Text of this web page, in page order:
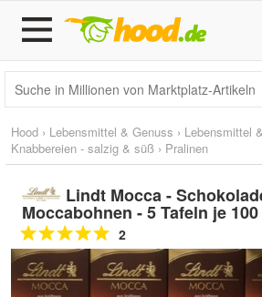
Hood › Lebensmittel & Genuss › Lebensmittel
Knabbereien - salzig & süß › Pralinen
Lindt Mocca -
Moccabohnen - 5 Tafeln je
2